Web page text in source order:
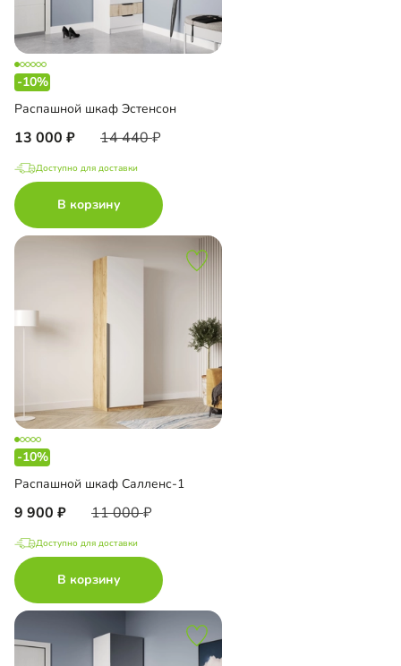
-10%
Распашной шкаф Эстенсон
13 000 14 440
Доступно для доставки
В корзину
-10%
Распашной шкаф Салленс-1
9 900 11 000
Доступно для доставки
В корзину